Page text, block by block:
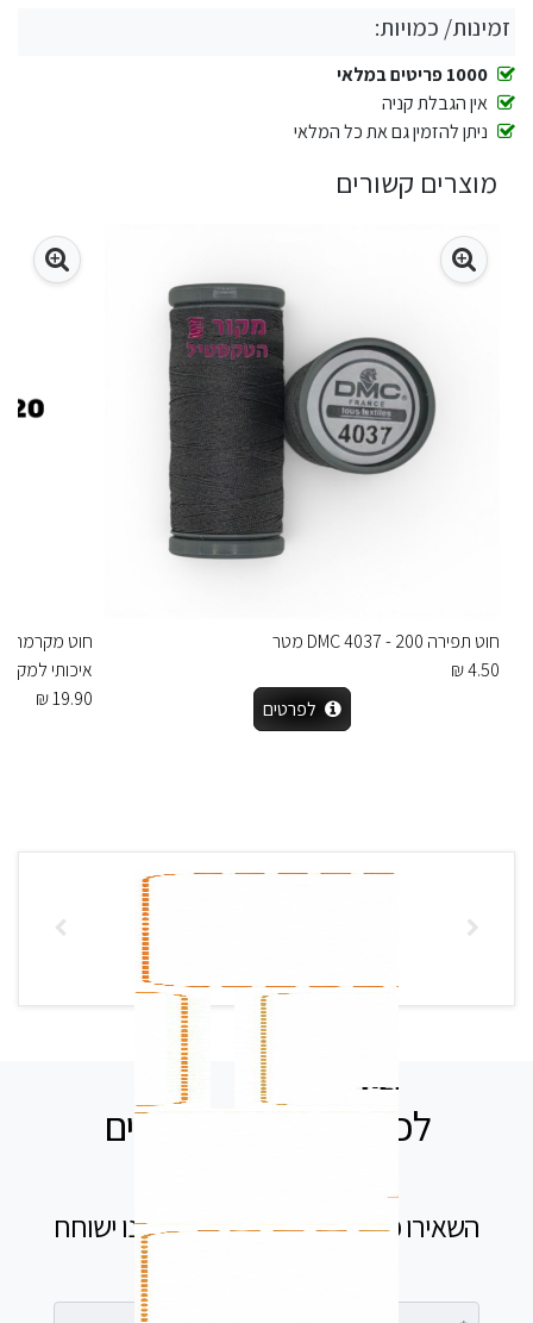
זמינות/ כמויות:
1000 פריטים במלאי
אין הגבלת קניה
ניתן להזמין גם את כל המלאי
מוצרים קשורים
חוט תפירה DMC 4037 - 200 מטר
4.50 ₪
לפרטים
איכותי
19.90 ₪
לכל שאלה אנחנו זמינים
השאירו פרטים בטופס ומיד נציג שלנו ישוחח